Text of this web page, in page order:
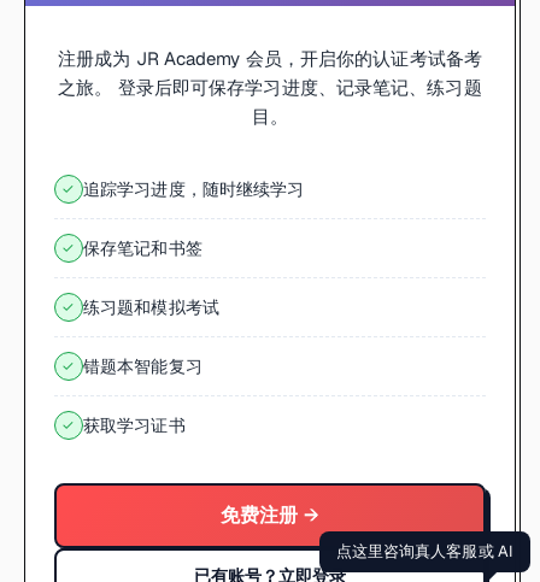
注册成为 JR Academy 会员，开启你的认证考试备考
之旅。 登录后即可保存学习进度、记录笔记、练习题
目。
✓ 追踪学习进度，随时继续学习
✓ 保存笔记和书签
✓ 练习题和模拟考试
✓ 错题本智能复习
✓ 获取学习证书
免费注册 →
已有账号？立即登录
点这里咨询真人客服或 AI